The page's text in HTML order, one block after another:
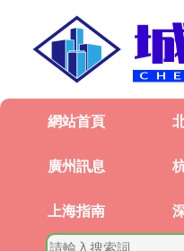
網站首頁
廣州訊息
上海指南